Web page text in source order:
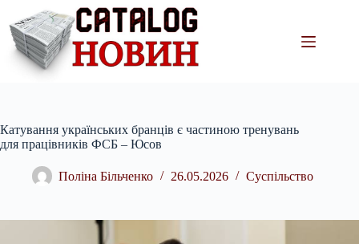
вмісту
Катування українських бранців є частиною тренувань
для працівників ФСБ – Юсов
Поліна Більченко 26.05.2026 Суспільство